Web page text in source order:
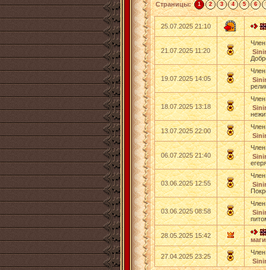
Страницы: 1 2 3 4 5 6
25.07.2025 21:10
21.07.2025 11:20
19.07.2025 14:05
18.07.2025 13:18
13.07.2025 22:00
06.07.2025 21:40
03.06.2025 12:55
03.06.2025 08:58
28.05.2025 15:42
27.04.2025 23:25